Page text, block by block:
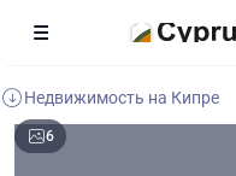
Недвижимость на Кипре
6